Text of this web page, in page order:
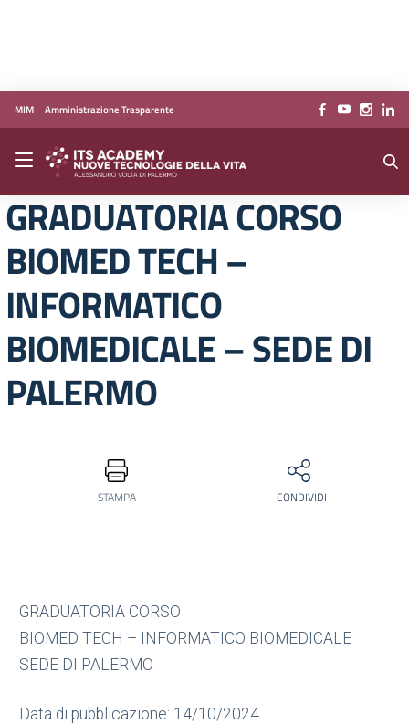
Vai ai contenuti
Vai al menu di navigazione
Vai al footer
MIM Amministrazione Trasparente
GRADUATORIA CORSO
BIOMED TECH –
INFORMATICO
BIOMEDICALE – SEDE DI
PALERMO
STAMPA CONDIVIDI
GRADUATORIA CORSO
BIOMED TECH – INFORMATICO BIOMEDICALE
SEDE DI PALERMO
Data di pubblicazione: 14/10/2024